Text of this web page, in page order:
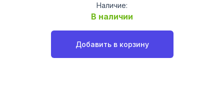
Наличие:
В наличии
Добавить в корзину